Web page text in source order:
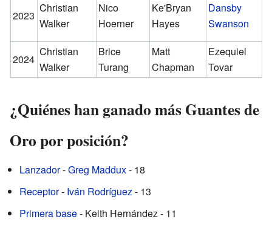
2023
Christian
Walker
Nico
Hoerner
Ke'Bryan
Hayes
Dansby
Swanson
2024
Christian
Walker
Brice
Turang
Matt
Chapman
Ezequiel
Tovar
¿Quiénes han ganado más Guantes de
Oro por posición?
Lanzador-Greg Maddux- 18
Receptor- Iván Rodríguez- 13
Primera base- Keith Hernández - 11